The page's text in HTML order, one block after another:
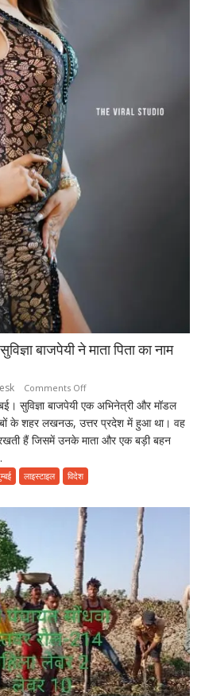
बाजपेयी ने माता पिता का नाम
Comments Offon
Mumbai
news:
अभिनेत्री
बाजपेयी
माता
पिता
का
रोशन
किया
सुविज्ञा बाजपेयी एक अभिनेत्री और मॉडल
के शहर लखनऊ, उत्तर प्रदेश में हुआ था। वह
हैं जिसमें उनके माता और एक बड़ी बहन
लाइस्टाइल विदेश